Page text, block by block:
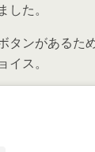
した。
タンがあるた
ス。